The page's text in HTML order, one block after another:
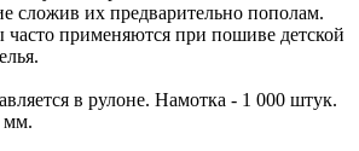
сложив их предварительно пополам.
часто применяются при пошиве детской
в рулоне. Намотка - 1 000 штук.
мм.